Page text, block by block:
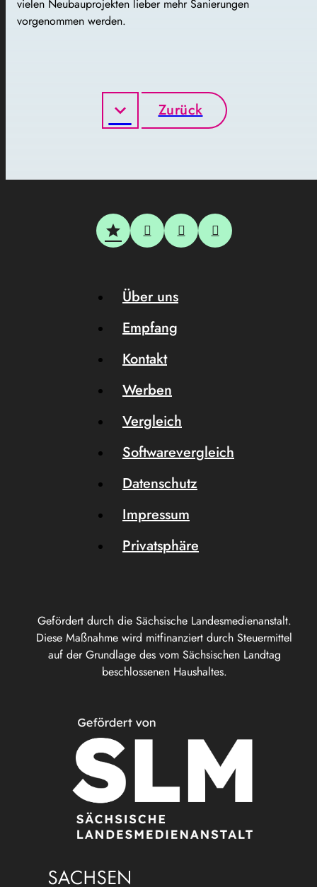
vielen Neubauprojekten lieber mehr Sanierungen
vorgenommen werden.
Zurück
Gefördert durch die Sächsische Landesmedienanstalt.
Diese Maßnahme wird mitfinanziert durch Steuermittel
auf der Grundlage des vom Sächsischen Landtag
beschlossenen Haushaltes.
Über uns
Empfang
Kontakt
Werben
Vergleich
Softwarevergleich
Datenschutz
Impressum
Privatsphäre